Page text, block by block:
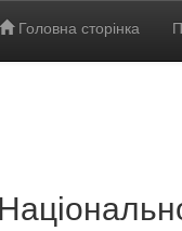
Головна сторінка